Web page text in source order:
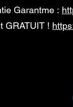
Garantme :
GRATUIT !